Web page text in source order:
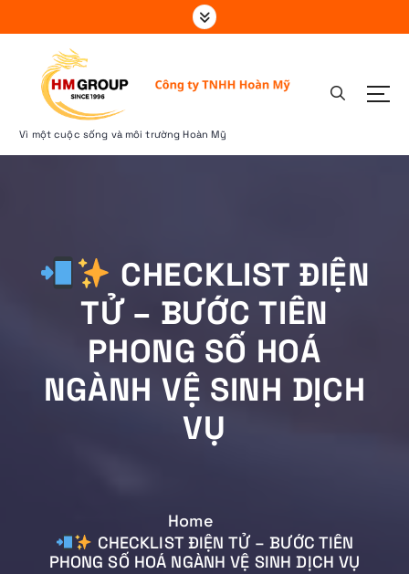
k
o
Vì một cuộc sống và môi trường Hoàn Mỹ
CHECKLIST ĐIỆN
TỬ – BƯỚC TIÊN
PHONG SỐ HOÁ
NGÀNH VỆ SINH DỊCH
VỤ
Home
CHECKLIST ĐIỆN TỬ – BƯỚC TIÊN
PHONG SỐ HOÁ NGÀNH VỆ SINH DỊCH VỤ